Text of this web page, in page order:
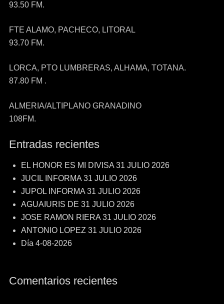
93.50 FM.
FTE ALAMO, PACHECO, LITORAL
93.70 FM.
LORCA, PTO LUMBRERAS, ALHAMA, TOTANA.
87.80 FM .
ALMERIA/ALTIPLANO GRANADINO
108FM.
Entradas recientes
EL HONOR ES MI DIVISA 31 JULIO 2026
JUCIL INFORMA 31 JULIO 2026
JUPOL INFORMA 31 JULIO 2026
AGUAIURIS DE 31 JULIO 2026
JOSE RAMON RIERA 31 JULIO 2026
ANTONIO LOPEZ 31 JULIO 2026
Día 4-08-2026
Comentarios recientes